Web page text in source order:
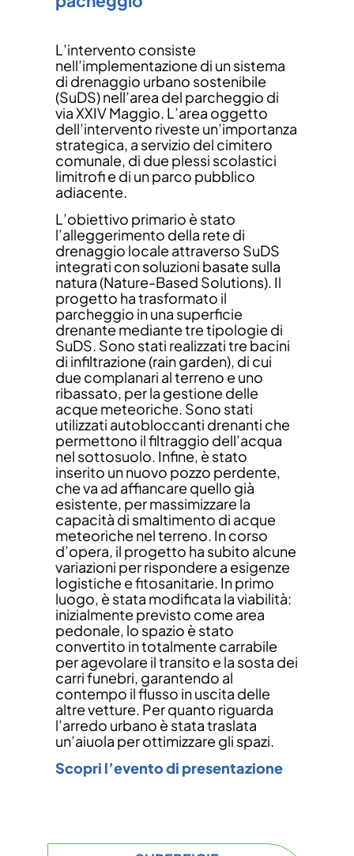
L’intervento consiste
nell’implementazione di un sistema
di drenaggio urbano sostenibile
(SuDS) nell’area del parcheggio di
via XXIV Maggio. L’area oggetto
dell’intervento riveste un’importanza
strategica, a servizio del cimitero
comunale, di due plessi scolastici
limitrofi e di un parco pubblico
adiacente.
L’obiettivo primario è stato
l’alleggerimento della rete di
drenaggio locale attraverso SuDS
integrati con soluzioni basate sulla
natura (Nature-Based Solutions). Il
progetto ha trasformato il
parcheggio in una superficie
drenante mediante tre tipologie di
SuDS. Sono stati realizzati tre bacini
di infiltrazione (rain garden), di cui
due complanari al terreno e uno
ribassato, per la gestione delle
acque meteoriche. Sono stati
utilizzati autobloccanti drenanti che
permettono il filtraggio dell’acqua
nel sottosuolo. Infine, è stato
inserito un nuovo pozzo perdente,
che va ad affiancare quello già
esistente, per massimizzare la
capacità di smaltimento di acque
meteoriche nel terreno. In corso
d’opera, il progetto ha subito alcune
variazioni per rispondere a esigenze
logistiche e fitosanitarie. In primo
luogo, è stata modificata la viabilità:
inizialmente previsto come area
pedonale, lo spazio è stato
convertito in totalmente carrabile
per agevolare il transito e la sosta dei
carri funebri, garantendo al
contempo il flusso in uscita delle
altre vetture. Per quanto riguarda
l’arredo urbano è stata traslata
un’aiuola per ottimizzare gli spazi.
Scopri l’evento di presentazione